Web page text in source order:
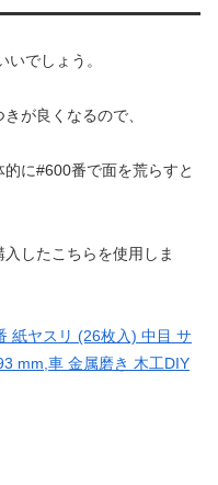
でしょう。
が良くなるので、
に#600番で面を荒らすと
したこちらを使用しま
紙ヤスリ (26枚入) 中目 サ
mm,車 金属磨き 木工DIY